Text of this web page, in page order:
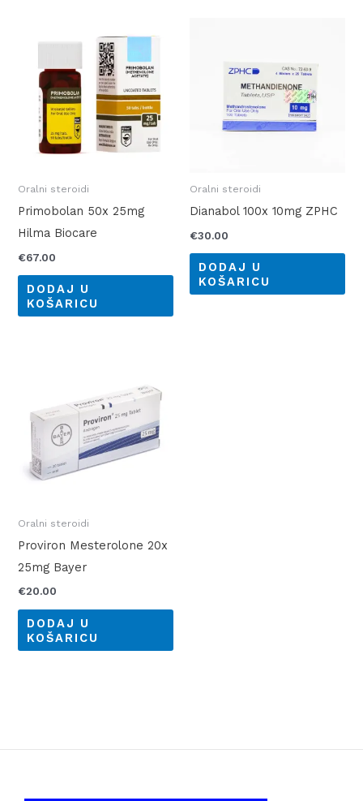
Oralni steroidi
Primobolan 50x 25mg
Hilma Biocare
€67.00
DODAJ U
KOŠARICU
Oralni steroidi
Dianabol 100x 10mg ZPHC
€30.00
DODAJ U
KOŠARICU
Oralni steroidi
Proviron Mesterolone 20x
25mg Bayer
€20.00
DODAJ U
KOŠARICU